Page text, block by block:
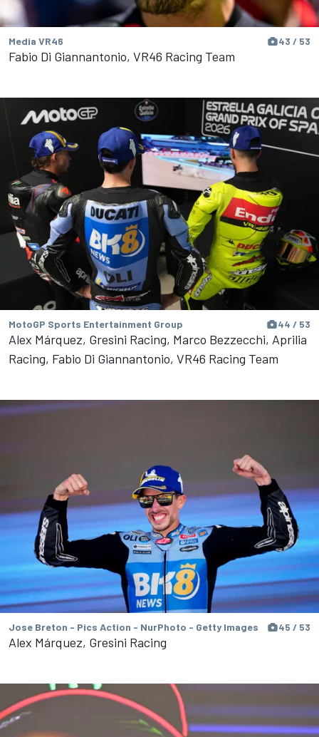
Media VR46 43 / 53
Fabio Di Giannantonio, VR46 Racing Team
MotoGP Sports Entertainment Group 44 / 53
Alex Márquez, Gresini Racing, Marco Bezzecchi, Aprilia
Racing, Fabio Di Giannantonio, VR46 Racing Team
Jose Breton - Pics Action - NurPhoto - Getty Images 45 / 53
Alex Márquez, Gresini Racing